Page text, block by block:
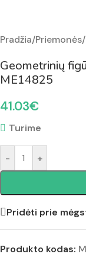
Pradžia/Priemonės/
Geometrinių
ME14825
41.03€
Turime
- +
Pridėti prie
Produkto kodas: